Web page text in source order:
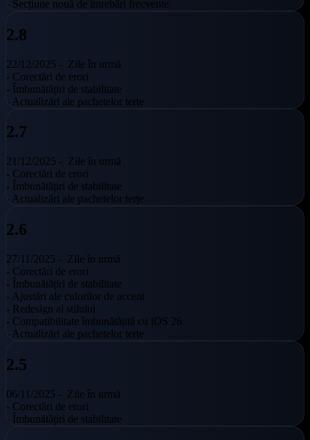
- Secțiune nouă de întrebări frecvente
2.8
22/12/2025 - Zile în urmă
- Corectări de erori
- Îmbunătățiri de stabilitate
- Actualizări ale pachetelor terțe
2.7
21/12/2025 - Zile în urmă
- Corectări de erori
- Îmbunătățiri de stabilitate
- Actualizări ale pachetelor terțe
2.6
27/11/2025 - Zile în urmă
- Corectări de erori
- Îmbunătățiri de stabilitate
- Ajustări ale culorilor de accent
- Redesign al stilului
- Compatibilitate îmbunătățită cu iOS 26
- Actualizări ale pachetelor terțe
2.5
06/11/2025 - Zile în urmă
- Corectări de erori
- Îmbunătățiri de stabilitate